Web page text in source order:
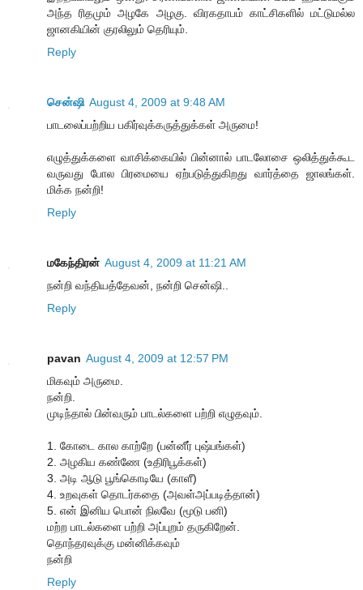
அந்த ரிதமும் அழகே அழகு. விரகதாபம் காட்சிகளில் மட்டுமல்ல
ஜானகியின் குரலிலும் தெரியும்.
Reply
சென்ஷி August 4, 2009 at 9:48 AM
பாடலைப்பற்றிய பகிர்வுக்கருத்துக்கள் அருமை!
எழுத்துக்களை வாசிக்கையில் பின்னால் பாடலோசை ஒலித்துக்கூட
வருவது போல பிரமையை ஏற்படுத்துகிறது வார்த்தை ஜாலங்கள்.
மிக்க நன்றி!
Reply
மகேந்திரன் August 4, 2009 at 11:21 AM
நன்றி வந்தியத்தேவன், நன்றி சென்ஷி..
Reply
pavan August 4, 2009 at 12:57 PM
மிகவும் அருமை.
நன்றி.
முடிந்தால் பின்வரும் பாடல்களை பற்றி எழுதவும்.
1. கோடை கால காற்றே (பன்னீர் புஷ்பங்கள்)
2. அழகிய கண்ணே (உதிரிபூக்கள்)
3. அடி ஆடு பூங்கொடியே (காளீ)
4. உறவுகள் தொடர்கதை (அவள்அப்படித்தான்)
5. என் இனிய பொன் நிலவே (மூடு பனி)
மற்ற பாடல்களை பற்றி அப்புறம் தருகிறேன்.
தொந்தரவுக்கு மன்னிக்கவும்
நன்றி
Reply